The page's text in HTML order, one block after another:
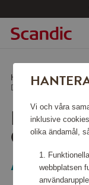
Hem /Väskor &
Diablast Resväska 78
CM
American
Vi och våra
inklusive
olika ändamål,
webbplatsen